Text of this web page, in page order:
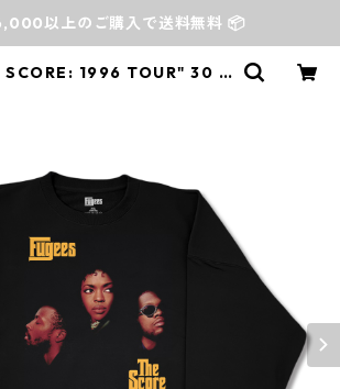
以上のご購入で送料無料 📦
SCORE: 1996 TOUR" 30 Y